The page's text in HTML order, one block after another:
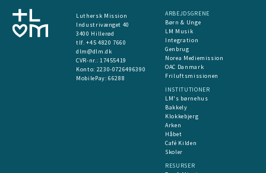
Luthersk Mission
Industrivænget 40
3400 Hillerød
tlf. +45 4820 7660
dlm@dlm.dk
CVR-nr.: 17455419
​Konto: 2230-0726496390
MobilePay:66288
ARBEJDSGRENE
Børn & Unge
LM Musik
Integration
Genbrug
Norea Mediemission
OAC Danmark
Friluftsmissionen
INSTITUTIONER
LM's børnehus
Bakkely
Klokkebjerg
Arken
Håbet
Café Kilden
Skoler
RESURSER